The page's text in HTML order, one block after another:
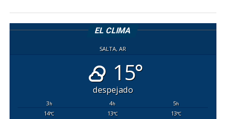
EL CLIMA
SALTA, AR
15°
despejado
3h 4h 5h
14°C 13°C 13°C